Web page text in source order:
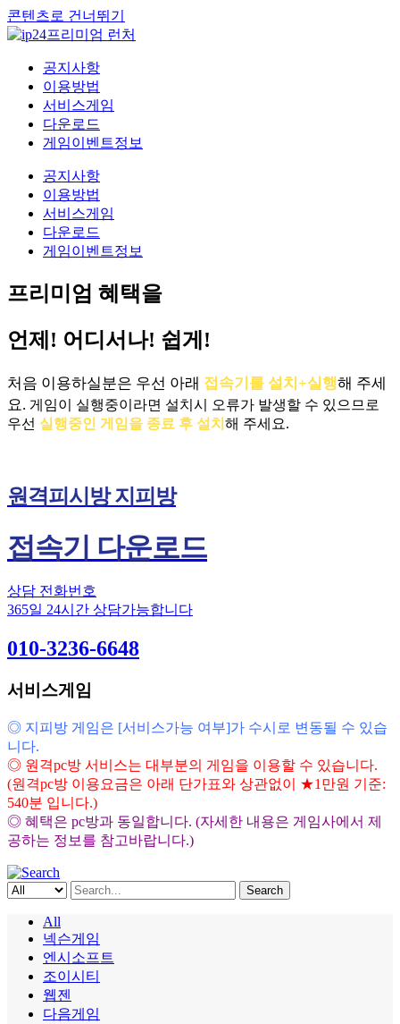
콘텐츠로 건너뛰기
공지사항
이용방법
서비스게임
다운로드
게임이벤트정보
공지사항
이용방법
서비스게임
다운로드
게임이벤트정보
프리미엄 혜택을
언제! 어디서나! 쉽게!
처음 이용하실분은 우선 아래 접속기를 설치+실행해 주세
요. 게임이 실행중이라면 설치시 오류가 발생할 수 있으므로
우선 실행중인 게임을 종료 후 설치 해 주세요.
원격피시방 지피방
접속기 다운로드
상담 전화번호
365일 24시간 상담가능합니다
010-3236-6648
서비스게임
◎ 지피방 게임은 [서비스가능 여부]가 수시로 변동될 수 있습
니다.
◎ 원격pc방 서비스는 대부분의 게임을 이용할 수 있습니다.
(원격pc방 이용요금은 아래 단가표와 상관없이 ★1만원 기준:
540분 입니다.)
◎ 혜택은 pc방과 동일합니다. (자세한 내용은 게임사에서 제
공하는 정보를 참고바랍니다.)
Search
All
넥슨게임
엔시소프트
조이시티
웹젠
다음게임